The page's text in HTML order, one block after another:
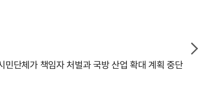
단체가 책임자 처벌과 국방 산업 확대 계획 중단